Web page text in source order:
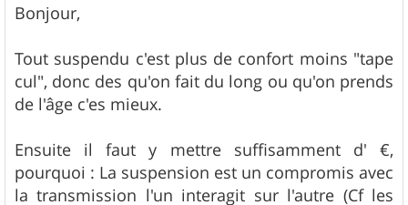
s
s
g
e
Bonjour,
Tout suspendu c'est plus de confort moins "tape
cul", donc des qu'on fait du long ou qu'on prends
de l'âge c'es mieux.
Ensuite il faut y mettre suffisamment d' €,
pourquoi : La suspension est un compromis avec
la transmission l'un interagit sur l'autre (Cf les